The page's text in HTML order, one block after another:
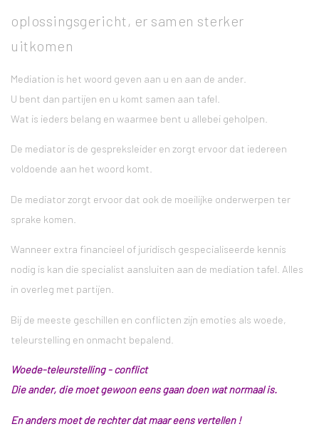
oplossingsgericht, er samen sterker
uitkomen
Mediation is het woord geven aan u en aan de ander.
U bent dan partijen en u komt samen aan tafel.
Wat is ieders belang en waarmee bent u allebei geholpen.
De mediator is de gespreksleider en zorgt ervoor dat iedereen
voldoende aan het woord komt.
De mediator zorgt ervoor dat ook de moeilijke onderwerpen ter
sprake komen.
Wanneer extra financieel of juridisch gespecialiseerde kennis
nodig is kan die specialist aansluiten aan de mediation tafel. Alles
in overleg met partijen.
Bij de meeste geschillen en conflicten zijn emoties als woede,
teleurstelling en onmacht bepalend.
Woede-teleurstelling - conflict
Die ander, die moet gewoon eens gaan doen wat normaal is.
En anders moet de rechter dat maar eens vertellen !